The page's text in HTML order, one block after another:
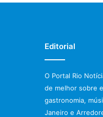
Editorial
O Portal Rio
de melhor sobre
gastronomia,
Janeiro e